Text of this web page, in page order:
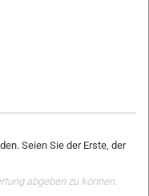
Seien Sie der Erste, der
abgeben zu können.